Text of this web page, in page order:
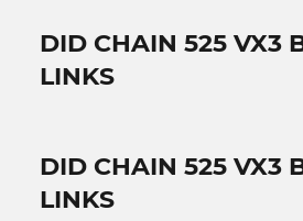
DID CHAIN 525 VX3
LINKS
DID CHAIN 525 VX3
LINKS